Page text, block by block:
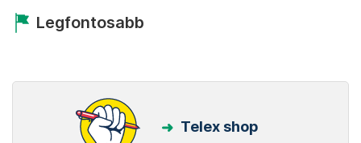
Legfontosabb
Telex shop